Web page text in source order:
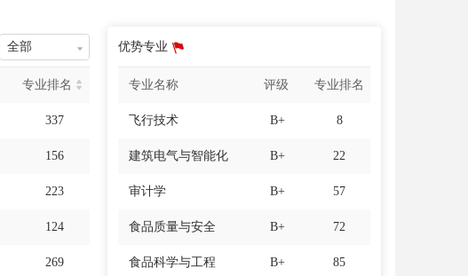
专业排名
337
156
223
124
269
优势专业
专业名称 评级 专业排名
飞行技术 B+ 8
建筑电气与智能化 B+ 22
审计学 B+ 57
食品质量与安全 B+ 72
食品科学与工程 B+ 85